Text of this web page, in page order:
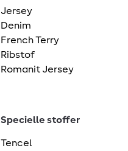
Jersey
Denim
French Terry
Ribstof
Romanit Jersey
Specielle stoffer
Tencel